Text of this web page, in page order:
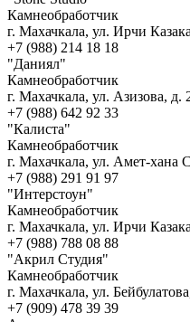
Камнеобработчик
г. Махачкала, ул. Ирчи
+7 (988) 214 18 18
"Даниял"
Камнеобработчик
г. Махачкала, ул. Азизова, д.
+7 (988) 642 92 33
"Калиста"
Камнеобработчик
г. Махачкала, ул. Амет-хана
+7 (988) 291 91 97
"Интерстоун"
Камнеобработчик
г. Махачкала, ул. Ирчи
+7 (988) 788 08 88
"Акрил Студия"
Камнеобработчик
г. Махачкала, ул.
+7 (909) 478 39 39